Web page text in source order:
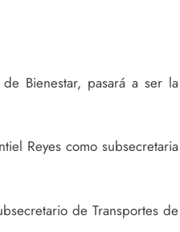
Bienestar, pasará a ser la
Reyes como subsecretaria
de Transportes de